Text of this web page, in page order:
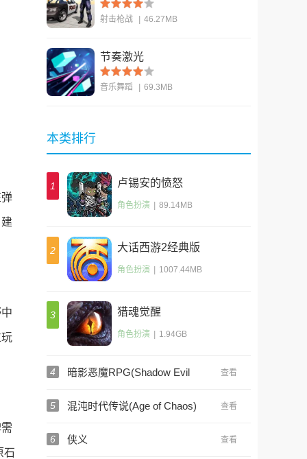
石
(US Police Fps
Shooter)
射击枪战 46.27MB
节奏激光
音乐舞蹈 69.3MB
本类排行
1
卢锡安的愤怒
(Lucians Wrath)
角色扮演 89.14MB
2
大话西游2经典版
(大话2口袋版)
角色扮演 1007.44MB
3 猎魂觉醒
角色扮演 1.94GB
4
暗影恶魔RPG(Shadow Evil
查看
5 混沌时代传说(Age of Chaos) 查看
6 侠义 查看